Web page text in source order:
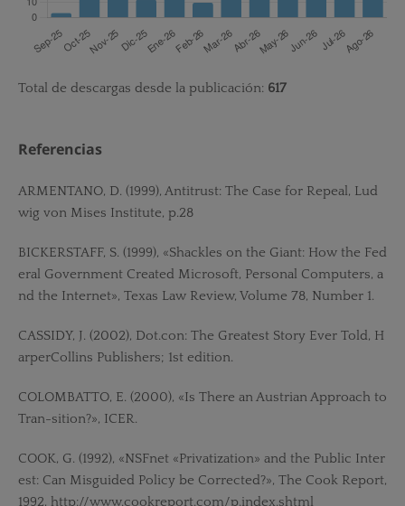
Total de descargas desde la publicación: 617
Referencias
ARMENTANO, D. (1999), Antitrust: The Case for Repeal, Lud
wig von Mises Institute, p.28
BICKERSTAFF, S. (1999), «Shackles on the Giant: How the Fed
eral Government Created Microsoft, Personal Computers, a
nd the Internet», Texas Law Review, Volume 78, Number 1.
CASSIDY, J. (2002), Dot.con: The Greatest Story Ever Told, H
arperCollins Publishers; 1st edition.
COLOMBATTO, E. (2000), «Is There an Austrian Approach to
Tran-sition?», ICER.
COOK, G. (1992), «NSFnet «Privatization» and the Public Inter
est: Can Misguided Policy be Corrected?», The Cook Report,
1992, http://www.cookreport.com/p.index.shtml